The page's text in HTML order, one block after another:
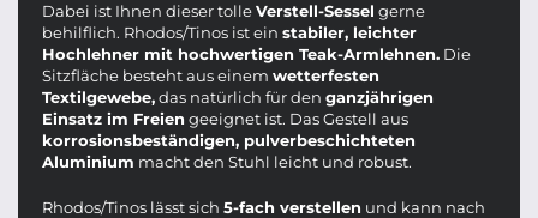
Dabei ist Ihnen dieser tolleVerstell-Sessel gerne
behilflich. Rhodos/Tinos ist ein stabiler, leichter
Hochlehner mit hochwertigen Teak-Armlehnen. Die
Sitzfläche besteht aus einem wetterfesten
Textilgewebe,das natürlich für den ganzjährigen
Einsatz im Freien geeignet ist. Das Gestell aus
korrosionsbeständigen, pulverbeschichteten
Aluminium macht den Stuhl leicht und robust.
Rhodos/Tinos lässt sich 5-fach verstellen und kann nach